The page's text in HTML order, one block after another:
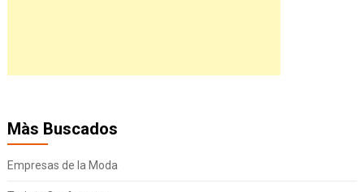
Màs Buscados
Empresas de la Moda